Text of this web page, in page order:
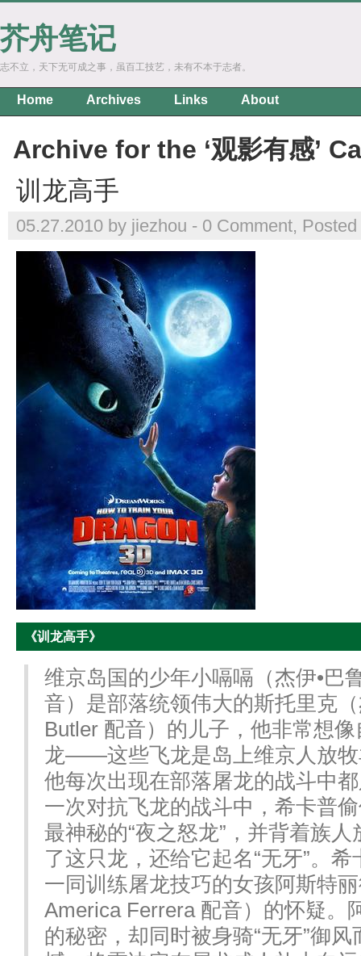
芥舟笔记
志不立，天下无可成之事，虽百工技艺，未有不本于志者。
Home Archives Links About
Archive for the ‘观影有感’
训龙高手
05.27.2010 by jiezhou - 0 Comment,
《训龙高手》
维京岛国的少年小嗝嗝（杰伊•巴
音）是部落统领伟大的斯托里克
Butler 配音）的儿子，他非常想
龙——这些飞龙是岛上维京人放
他每次出现在部落屠龙的战斗中
一次对抗飞龙的战斗中，希卡普
最神秘的“夜之怒龙”，并背着族
了这只龙，还给它起名“无牙”。
一同训练屠龙技巧的女孩阿斯特
America Ferrera 配音）的怀疑。
的秘密，却同时被身骑“无牙”御